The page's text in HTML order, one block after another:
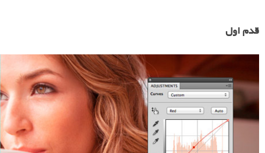
قدم اول